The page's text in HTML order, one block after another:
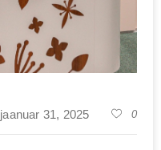
jaanuar 31, 2025 0